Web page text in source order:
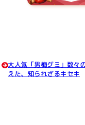
大人気「男梅グミ」数々
えた、知られざるキセキ